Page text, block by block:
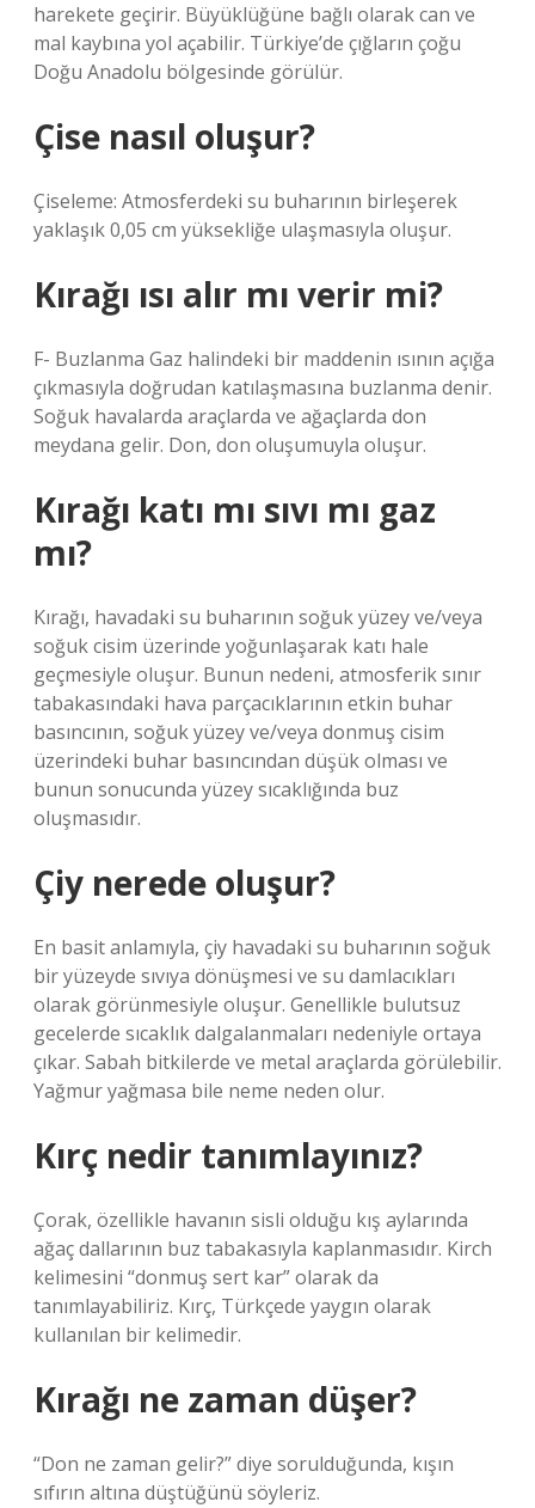
harekete geçirir. Büyüklüğüne bağlı olarak can ve
mal kaybına yol açabilir. Türkiye’de çığların çoğu
Doğu Anadolu bölgesinde görülür.
Çise nasıl oluşur?
Çiseleme: Atmosferdeki su buharının birleşerek
yaklaşık 0,05 cm yüksekliğe ulaşmasıyla oluşur.
Kırağı ısı alır mı verir mi?
F- Buzlanma Gaz halindeki bir maddenin ısının açığa
çıkmasıyla doğrudan katılaşmasına buzlanma denir.
Soğuk havalarda araçlarda ve ağaçlarda don
meydana gelir. Don, don oluşumuyla oluşur.
Kırağı katı mı sıvı mı gaz
mı?
Kırağı, havadaki su buharının soğuk yüzey ve/veya
soğuk cisim üzerinde yoğunlaşarak katı hale
geçmesiyle oluşur. Bunun nedeni, atmosferik sınır
tabakasındaki hava parçacıklarının etkin buhar
basıncının, soğuk yüzey ve/veya donmuş cisim
üzerindeki buhar basıncından düşük olması ve
bunun sonucunda yüzey sıcaklığında buz
oluşmasıdır.
Çiy nerede oluşur?
En basit anlamıyla, çiy havadaki su buharının soğuk
bir yüzeyde sıvıya dönüşmesi ve su damlacıkları
olarak görünmesiyle oluşur. Genellikle bulutsuz
gecelerde sıcaklık dalgalanmaları nedeniyle ortaya
çıkar. Sabah bitkilerde ve metal araçlarda görülebilir.
Yağmur yağmasa bile neme neden olur.
Kırç nedir tanımlayınız?
Çorak, özellikle havanın sisli olduğu kış aylarında
ağaç dallarının buz tabakasıyla kaplanmasıdır. Kirch
kelimesini “donmuş sert kar” olarak da
tanımlayabiliriz. Kırç, Türkçede yaygın olarak
kullanılan bir kelimedir.
Kırağı ne zaman düşer?
“Don ne zaman gelir?” diye sorulduğunda, kışın
sıfırın altına düştüğünü söyleriz.